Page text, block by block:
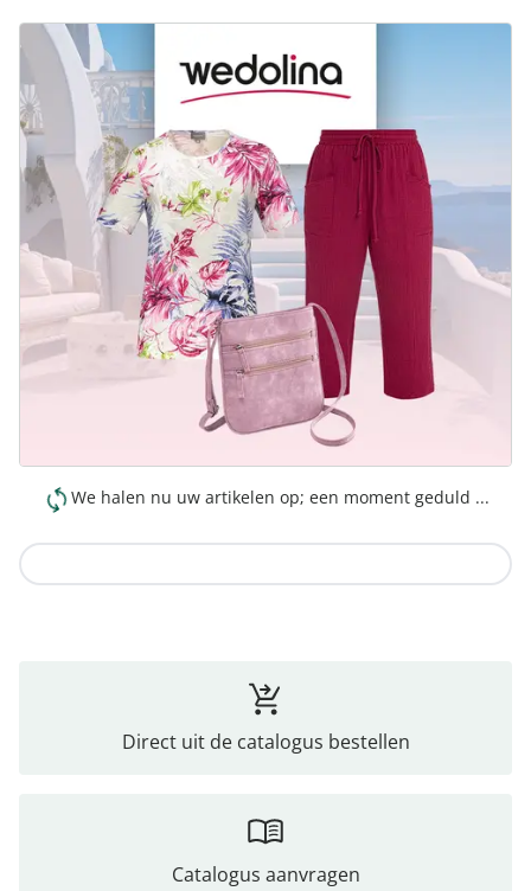
We halen nu uw artikelen op; een moment geduld ...
Direct uit de catalogus bestellen
Catalogus aanvragen